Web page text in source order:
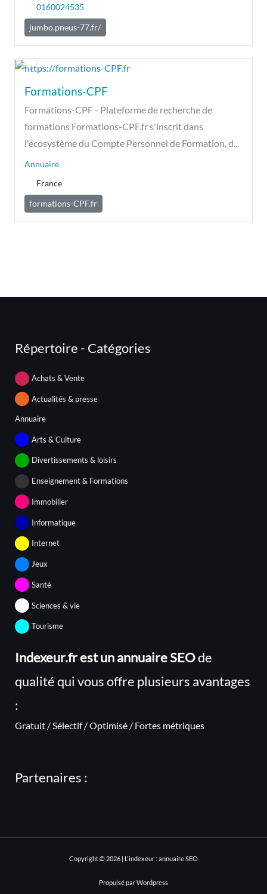
0160024535
jumbo.pneus-77.fr/
Formations-CPF
Formations-CPF - Plateforme de recherche de
formations Formations-CPF.fr s'inscrit dans
l'écosystème du Compte Personnel de Formation, d...
Annuaire
France
formations-CPF.fr
Répertoire - Catégories
Achats & Vente
Actualités & presse
Annuaire
Arts & Culture
Divertissements & loisirs
Enseignement & Formations
Immobilier
Informatique
Internet
Jeux
Santé
Sciences & vie
Tourisme
Indexeur.fr est un annuaire SEOde
qualité qui vous offre plusieurs avantages
:
Gratuit / Sélectif / Optimisé / Fortes métriques
Partenaires :
Copyright © 2026 | L'indexeur : annuaire SEO
Propulsé par Wordpress